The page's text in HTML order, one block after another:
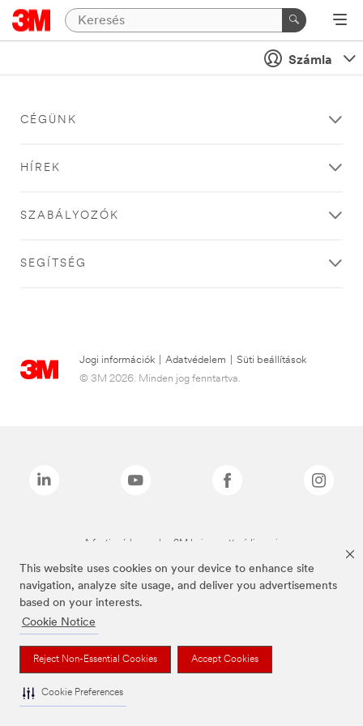
This website uses cookies on your device to enhance site
navigation, analyze site usage, and deliver you advertisements
based on your interests.
Cookie Notice
Reject Non-Essential Cookies Accept Cookies
Cookie Preferences
Számla
CÉGÜNK
HÍREK
SZABÁLYOZÓK
SEGÍTSÉG
Jogi információk Adatvédelem
Süti beállítások
© 3M 2026. Minden jog fenntartva.
A fenti márkanevek a 3M bejegyzett védjegyei.